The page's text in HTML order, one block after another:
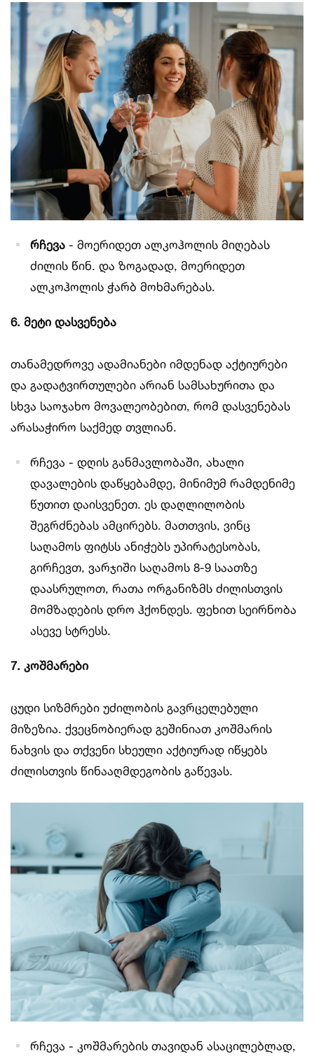
რჩევა - მოერიდეთ ალკოჰოლის მიღებას
ძილის წინ. და ზოგადად, მოერიდეთ
ალკოჰოლის ჭარბ მოხმარებას.
6. მეტი დასვენება
თანამედროვე ადამიანები იმდენად აქტიურები
და გადატვირთულები არიან სამსახურითა და
სხვა საოჯახო მოვალეობებით, რომ დასვენებას
არასაჭირო საქმედ თვლიან.
რჩევა - დღის განმავლობაში, ახალი
დავალების დაწყებამდე, მინიმუმ რამდენიმე
წუთით დაისვენეთ. ეს დაღლილობის
შეგრძნებას ამცირებს. მათთვის, ვინც
საღამოს ფიტსს ანიჭებს უპირატესობას,
გირჩევთ, ვარჯიში საღამოს 8-9 საათზე
დაასრულოთ, რათა ორგანიზმს ძილისთვის
მომზადების დრო ჰქონდეს. ფეხით სეირნობა
ასევე სტრესს.
7. კოშმარები
ცუდი სიზმრები უძილობის გავრცელებული
მიზეზია. ქვეცნობიერად გეშინიათ კოშმარის
ნახვის და თქვენი სხეული აქტიურად იწყებს
ძილისთვის წინააღმდეგობის გაწევას.
რჩევა - კოშმარების თავიდან ასაცილებლად,